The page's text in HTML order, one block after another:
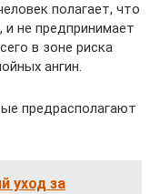
полагает, что
и не предпринимает
в зоне риска
ангин.
предрасполагают
уход за